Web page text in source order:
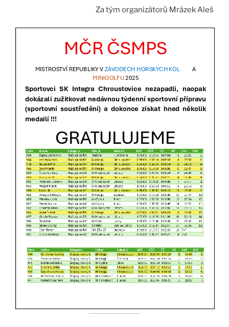
Za tým organizátorů Mrázek Aleš